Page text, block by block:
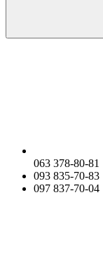
063 378-80-81
093 835-70-83
097 837-70-04